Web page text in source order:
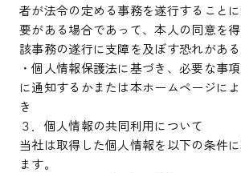
者が法令の定める事務を遂行すること
要がある場合であって、本人の同意を
該事務の遂行に支障を及ぼす恐れがあ
・個人情報保護法に基づき、必要な事
に通知するかまたは本ホームページに
き
３．個人情報の共同利用について
当社は取得した個人情報を以下の条件
ます。